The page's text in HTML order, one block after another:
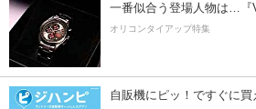
一番似合う登場人物は…『
オリコンタイアップ特集
自販機にピッ！ですぐに買